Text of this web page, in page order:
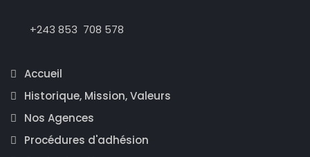
+243 853 708 578
Accueil
Historique, Mission, Valeurs
Nos Agences
Procédures d'adhésion